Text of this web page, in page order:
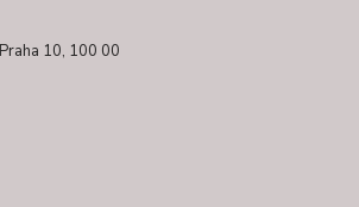
Praha 10, 100 00